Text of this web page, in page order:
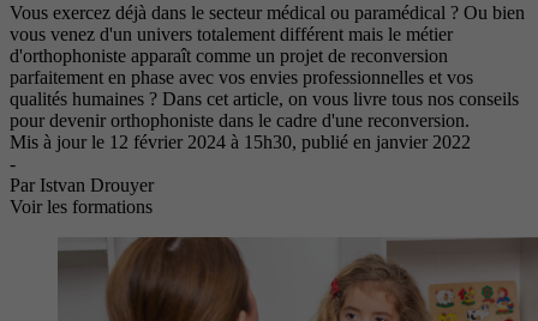
Vous exercez déjà dans le secteur médical ou paramédical ? Ou bien
vous venez d'un univers totalement différent mais le métier
d'orthophoniste apparaît comme un projet de reconversion
parfaitement en phase avec vos envies professionnelles et vos
qualités humaines ? Dans cet article, on vous livre tous nos conseils
pour devenir orthophoniste dans le cadre d'une reconversion.
Mis à jour le 12 février 2024 à 15h30, publié en janvier 2022
-
Par Istvan Drouyer
Voir les formations